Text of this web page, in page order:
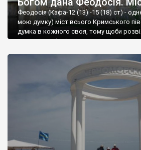
Феодосія (Кафа-12 (13) -15 (18) ст) -
мою думку) міст всього Кримського
думка в кожного своя, тому щоби
запрошую відвідати це